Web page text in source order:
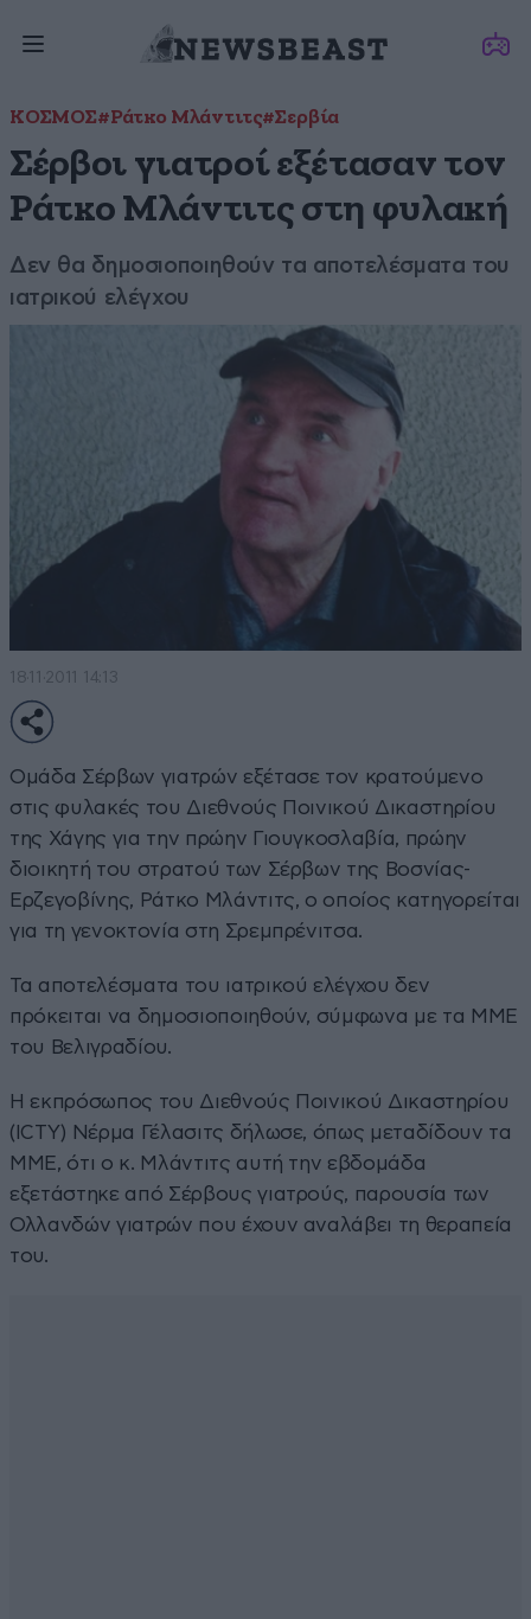
ΚΟΣΜΟΣ#Ράτκο Μλάντιτς#Σερβία
Σέρβοι γιατροί εξέτασαν τον
Ράτκο Μλάντιτς στη φυλακή
Δεν θα δημοσιοποιηθούν τα αποτελέσματα του
ιατρικού ελέγχου
18·11·2011 14:13
Ομάδα Σέρβων γιατρών εξέτασε τον κρατούμενο
στις φυλακές του Διεθνούς Ποινικού Δικαστηρίου
της Χάγης για την πρώην Γιουγκοσλαβία, πρώην
διοικητή του στρατού των Σέρβων της Βοσνίας-
Ερζεγοβίνης, Ράτκο Μλάντιτς, ο οποίος κατηγορείται
για τη γενοκτονία στη Σρεμπρένιτσα.
Τα αποτελέσματα του ιατρικού ελέγχου δεν
πρόκειται να δημοσιοποιηθούν, σύμφωνα με τα ΜΜΕ
του Βελιγραδίου.
Η εκπρόσωπος του Διεθνούς Ποινικού Δικαστηρίου
(ICTY) Νέρμα Γέλασιτς δήλωσε, όπως μεταδίδουν τα
ΜΜΕ, ότι ο κ. Μλάντιτς αυτή την εβδομάδα
εξετάστηκε από Σέρβους γιατρούς, παρουσία των
Ολλανδών γιατρών που έχουν αναλάβει τη θεραπεία
του.